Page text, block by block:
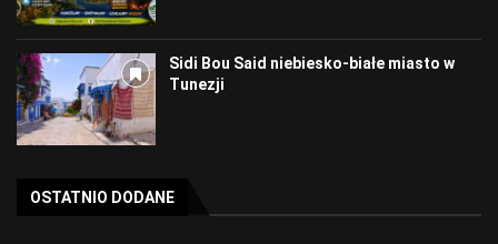
Sidi Bou Said niebiesko-białe miasto w
Tunezji
OSTATNIO DODANE